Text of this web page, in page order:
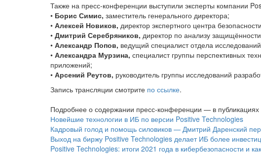
Также на пресс-конференции выступили эксперты компании
• Борис Симис, заместитель генерального директора;
• Алексей Новиков, директор экспертного центра
• Дмитрий Серебряников, директор по анализу
• Александр Попов, ведущий специалист отдела
• Александра Мурзина, специалист группы перспективных
приложений;
• Арсений Реутов, руководитель группы исследований
Запись трансляции смотрите по ссылке.
Подробнее о содержании пресс-конференции — в публикациях
Новейшие технологии в ИБ по версии Positive Technologies
Кадровый голод и помощь силовиков — Дмитрий Даренский
Выход на биржу Positive Technologies делает ИБ более
Positive Technologies: итоги 2021 года в кибербезопасности и